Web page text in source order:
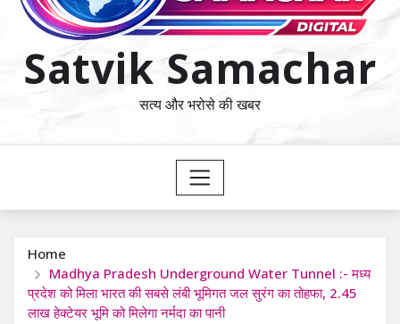
Satvik Samachar
सत्य और भरोसे की खबर
Home
Madhya Pradesh Underground Water Tunnel :- मध्य
प्रदेश को मिला भारत की सबसे लंबी भूमिगत जल सुरंग का तोहफा, 2.45
लाख हेक्टेयर भूमि को मिलेगा नर्मदा का पानी